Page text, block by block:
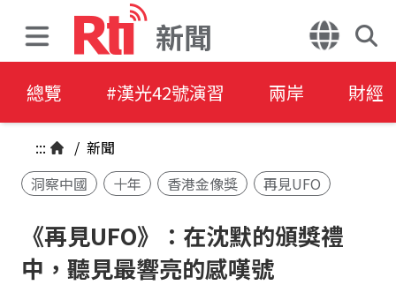
新聞
總覽 #漢光42號演習 兩岸 財經
::: / 新聞
洞察中國
十年 香港金像獎 再見UFO
《再見UFO》：在沈默的頒獎禮
中，聽見最響亮的感嘆號